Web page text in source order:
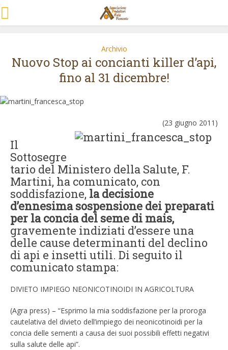
Archivio
Nuovo Stop ai concianti killer d’api,
fino al 31 dicembre!
(23 giugno 2011)
Il
Sottosegre
tario del Ministero della Salute, F.
Martini, ha comunicato, con
soddisfazione, la decisione
d’ennesima sospensione dei preparati
per la concia del seme di mais,
gravemente indiziati d’essere una
delle cause determinanti del declino
di api e insetti utili. Di seguito il
comunicato stampa:
DIVIETO IMPIEGO NEONICOTINOIDI IN AGRICOLTURA
(Agra press) – “Esprimo la mia soddisfazione per la proroga
cautelativa del divieto dell’impiego dei neonicotinoidi per la
concia delle sementi a causa dei suoi possibili effetti negativi
sulla salute delle api”.